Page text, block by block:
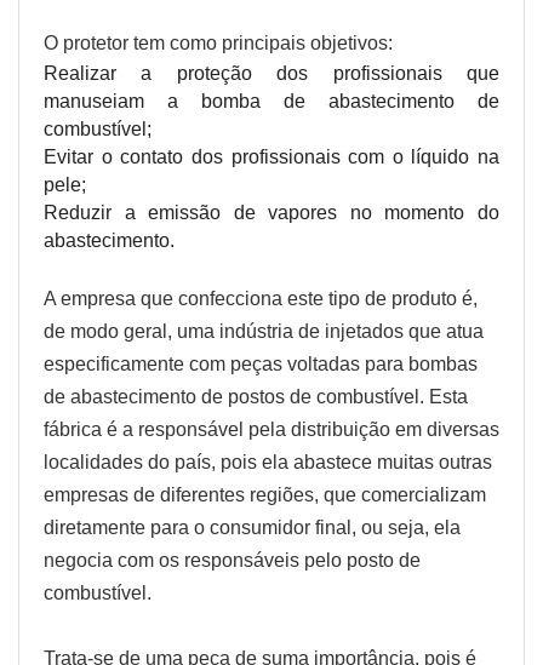
O protetor tem como principais objetivos:
Realizar a proteção dos profissionais que
manuseiam a bomba de abastecimento de
combustível;
Evitar o contato dos profissionais com o líquido na
pele;
Reduzir a emissão de vapores no momento do
abastecimento.
A empresa que confecciona este tipo de produto é,
de modo geral, uma indústria de injetados que atua
especificamente com peças voltadas para bombas
de abastecimento de postos de combustível. Esta
fábrica é a responsável pela distribuição em diversas
localidades do país, pois ela abastece muitas outras
empresas de diferentes regiões, que comercializam
diretamente para o consumidor final, ou seja, ela
negocia com os responsáveis pelo posto de
combustível.
Trata-se de uma peça de suma importância, pois é